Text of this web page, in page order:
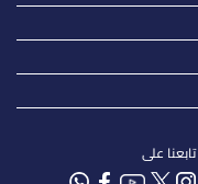
تابعنا على